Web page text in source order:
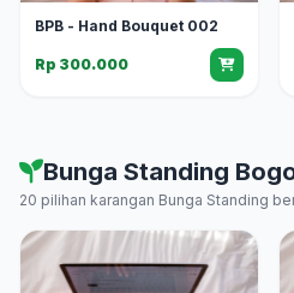
BPB - Hand Bouquet 002
Rp 300.000
Bunga Standing
20 pilihan karangan Bunga Standing